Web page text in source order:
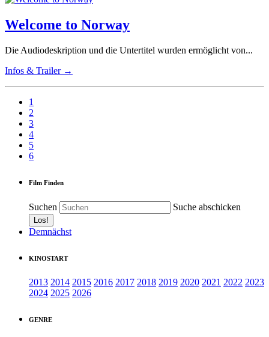
Welcome to Norway
Die Audiodeskription und die Untertitel wurden ermöglicht von...
Infos & Trailer →
1
2
3
4
5
6
Film Finden
Suchen Suche abschicken
Demnächst
KINOSTART
2013 2014 2015 2016 2017 2018 2019 2020 2021 2022 2023
2024 2025 2026
GENRE